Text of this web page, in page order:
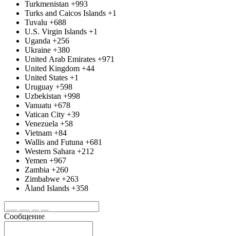
Turkmenistan +993
Turks and Caicos Islands +1
Tuvalu +688
U.S. Virgin Islands +1
Uganda +256
Ukraine +380
United Arab Emirates +971
United Kingdom +44
United States +1
Uruguay +598
Uzbekistan +998
Vanuatu +678
Vatican City +39
Venezuela +58
Vietnam +84
Wallis and Futuna +681
Western Sahara +212
Yemen +967
Zambia +260
Zimbabwe +263
Åland Islands +358
Сообщение